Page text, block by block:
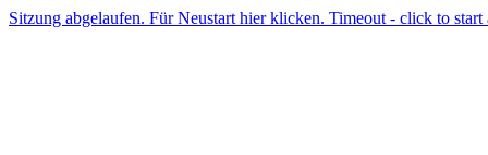
Sitzung abgelaufen. Für Neustart hier klicken. Timeout - click to start